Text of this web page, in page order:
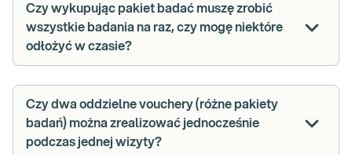
Czy wykupując pakiet badać muszę zrobić
wszystkie badania na raz, czy mogę niektóre
odłożyć w czasie?
Czy dwa oddzielne vouchery (różne pakiety
badań) można zrealizować jednocześnie
podczas jednej wizyty?